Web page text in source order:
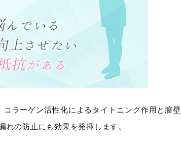
ラーゲン活性化によるタイトニング作用と膣壁
の防止にも効果を発揮します。